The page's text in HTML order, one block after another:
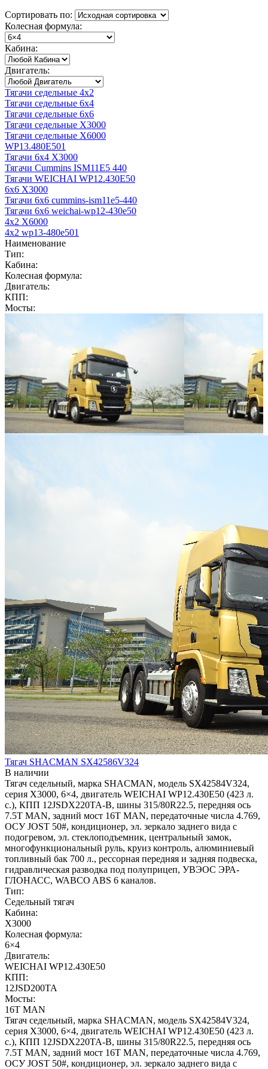
Сортировать по:
Колесная формула:
Кабина:
Двигатель:
Тягачи седельные 4x2
Тягачи седельные 6x4
Тягачи седельные 6x6
Тягачи седельные X3000
Тягачи седельные X6000
WP13.480E501
Тягачи 6x4 X3000
Тягачи Cummins ISM11E5 440
Тягачи WEICHAI WP12.430E50
6x6 X3000
Тягачи 6x6 cummins-ism11e5-440
Тягачи 6x6 weichai-wp12-430e50
4x2 X6000
4x2 wp13-480e501
Наименование
Тип:
Кабина:
Колесная формула:
Двигатель:
КПП:
Мосты:
Тягач SHACMAN SX42586V324
В наличии
Тягач седельный, марка SHACMAN, модель SX42584V324,
серия Х3000, 6×4, двигатель WEICHAI WP12.430E50 (423 л.
с.), КПП 12JSDX220TA-B, шины 315/80R22.5, передняя ось
7.5T MAN, задний мост 16T MAN, передаточные числа 4.769,
ОСУ JOST 50#, кондиционер, эл. зеркало заднего вида с
подогревом, эл. стеклоподъемник, центральный замок,
многофункциональный руль, круиз контроль, алюминиевый
топливный бак 700 л., рессорная передняя и задняя подвеска,
гидравлическая разводка под полуприцеп, УВЭОС ЭРА-
ГЛОНАСС, WABCO ABS 6 каналов.
Тип:
Седельный тягач
Кабина:
X3000
Колесная формула:
6×4
Двигатель:
WEICHAI WP12.430E50
КПП:
12JSD200TA
Мосты:
16T MAN
Тягач седельный, марка SHACMAN, модель SX42584V324,
серия Х3000, 6×4, двигатель WEICHAI WP12.430E50 (423 л.
с.), КПП 12JSDX220TA-B, шины 315/80R22.5, передняя ось
7.5T MAN, задний мост 16T MAN, передаточные числа 4.769,
ОСУ JOST 50#, кондиционер, эл. зеркало заднего вида с